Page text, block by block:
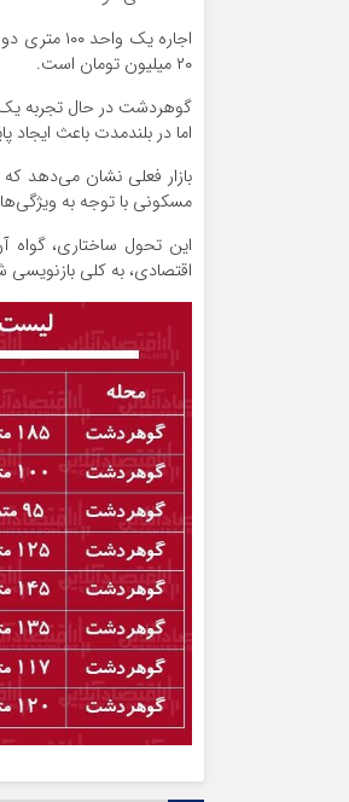
۲۰ میلیون تومان است.
گوهردشت در حال تجربه یک
اما در بلندمدت باعث
بازار فعلی نشان می‌دهد
مسکونی با توجه به
این تحول ساختاری، گواه
اقتصادی، به کلی